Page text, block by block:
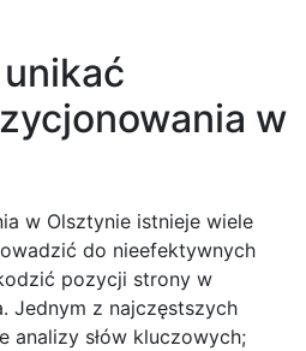
w
w Olsztynie istnieje wiele
do nieefektywnych
pozycji strony w
Jednym z najczęstszych
analizy słów kluczowych;